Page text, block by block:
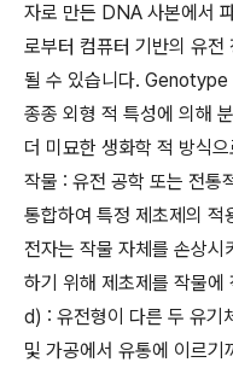
자로 만든 DNA 사본에서
로부터 컴퓨터 기반의 유
될 수 있습니다. Genotype
종종 외형 적 특성에 의해
더 미묘한 생화학 적 방식
작물 : 유전 공학 또는 전통
통합하여 특정 제초제의
전자는 작물 자체를 손상시
하기 위해 제초제를 작물
d) : 유전형이 다른 두 유기
및 가공에서 유통에 이르